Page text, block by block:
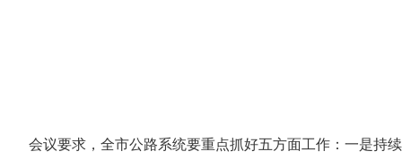
会议要求，全市公路系统要重点抓好五方面工作：一是持